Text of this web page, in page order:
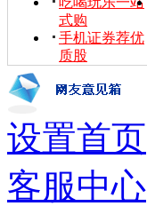
式购
手机证券荐优
质股
设置首页
客服中心